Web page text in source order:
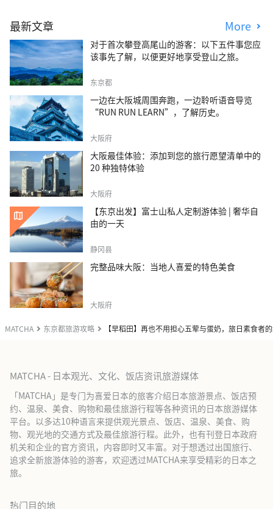
MATCHA 东京都旅游攻略 【早稻田】再也不用担心五荤与蛋奶，旅日素食
最新文章 More
对于首次攀登高尾山的游客：以下五件事您应
该事先了解，以便更好地享受登山之旅。
东京都
一边在大阪城周围奔跑，一边聆听语音导览
“RUN RUN LEARN”，了解历史。
大阪府
大阪最佳体验：添加到您的旅行愿望清单中的
20 种独特体验
大阪府
【东京出发】富士山私人定制游体验 | 奢华自
由的一天
静冈县
完整品味大阪：当地人喜爱的特色美食
大阪府
MATCHA - 日本观光、文化、饭店资讯旅游媒体
「MATCHA」是专门为喜爱日本的旅客介绍日本旅游景点、饭店预
约、温泉、美食、购物和最佳旅游行程等各种资讯的日本旅游媒体
平台。以多达10种语言来提供观光景点、饭店、温泉、美食、购
物、观光地的交通方式及最佳旅游行程。此外，也有刊登日本政府
机关和企业的官方资讯，内容即时又丰富。对于想透过出国旅行、
追求全新旅游体验的游客，欢迎透过MATCHA来享受精彩的日本之
旅。
热门目的地